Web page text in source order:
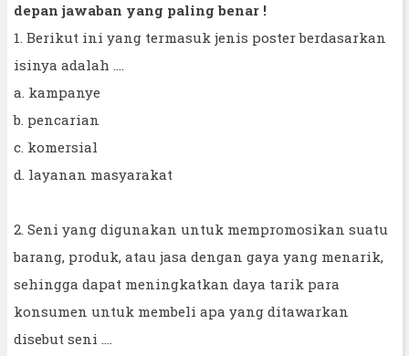
depan jawaban yang paling benar !
1. Berikut ini yang termasuk jenis poster berdasarkan
isinya adalah ....
a. kampanye
b. pencarian
c. komersial
d. layanan masyarakat
2. Seni yang digunakan untuk mempromosikan suatu
barang, produk, atau jasa dengan gaya yang menarik,
sehingga dapat meningkatkan daya tarik para
konsumen untuk membeli apa yang ditawarkan
disebut seni ....